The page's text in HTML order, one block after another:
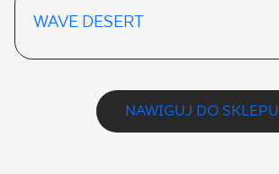
WAVE DESERT
NAWIGUJ DO SKLEPU